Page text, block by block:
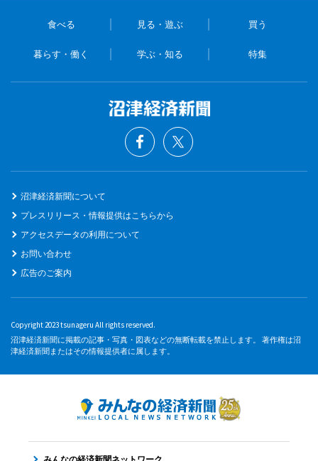
食べる 見る・遊ぶ 買う
暮らす・働く 学ぶ・知る 特集
沼津経済新聞について
プレスリリース・情報提供はこちらから
アクセスデータの利用について
お問い合わせ
広告のご案内
Copyright 2023 tsunageru All rights reserved.
沼津経済新聞に掲載の記事・写真・図表などの無断転載を禁止します。 著作権は沼
津経済新聞またはその情報提供者に属します。